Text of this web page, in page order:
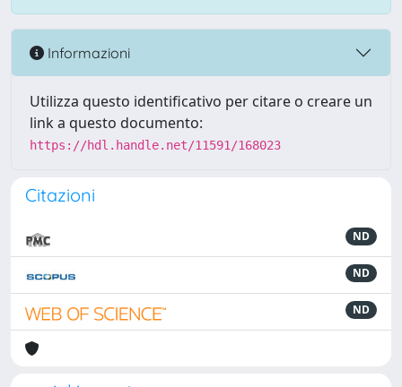
Informazioni
Utilizza questo identificativo per citare o creare un
link a questo documento:
https://hdl.handle.net/11591/168023
Citazioni
ND
ND
ND